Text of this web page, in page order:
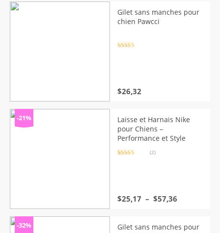
Gilet sans manches pour
chien Pawcci
$26,32
-21%
Laisse et Harnais Nike
pour Chiens –
Performance et Style
(2)
$25,17 – $57,36
$25,17
-32%
Gilet sans manches pour